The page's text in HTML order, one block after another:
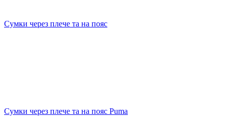
Сумки через плече та на пояс
Сумки через плече та на пояс Puma